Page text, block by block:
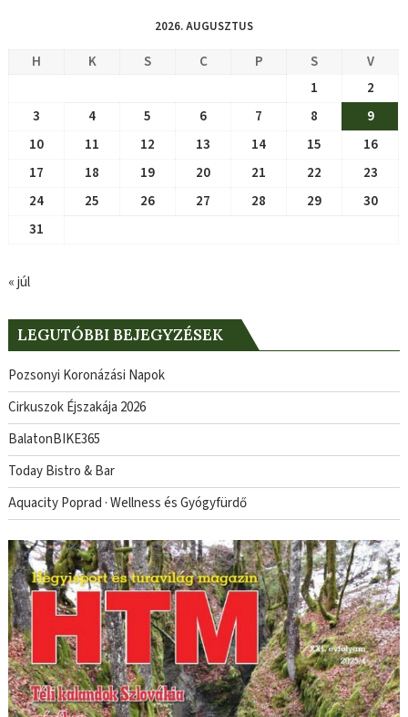
2026. AUGUSZTUS
H K S C P S
V
1
2
3
4 5 6 7 8
9
10
11 12 13 14 15
16
17
18 19 20 21 22
23
24
25 26 27 28 29
30
31
« júl
LEGUTÓBBI BEJEGYZÉSEK
Pozsonyi Koronázási Napok
Cirkuszok Éjszakája 2026
BalatonBIKE365
Today Bistro & Bar
Aquacity Poprad · Wellness és Gyógyfürdő